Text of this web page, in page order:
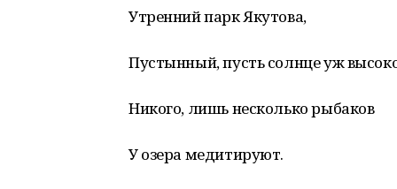
Утренний парк Якутова,
Пустынный, пусть солнце уж
Никого, лишь несколько рыбаков
У озера медитируют.